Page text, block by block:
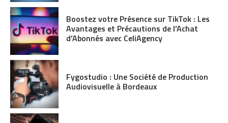
Boostez votre Présence sur TikTok : Les
Avantages et Précautions de l’Achat
d’Abonnés avec CeliAgency
Fygostudio : Une Société de Production
Audiovisuelle à Bordeaux